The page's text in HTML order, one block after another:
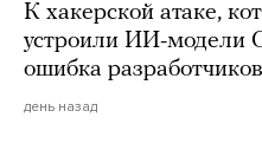
К хакерской атаке,
устроили ИИ-модели
ошибка
день назад